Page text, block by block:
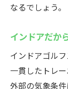
なるでしょう。
インドアだか
インドアゴル
一貫したトレ
外部の気象条